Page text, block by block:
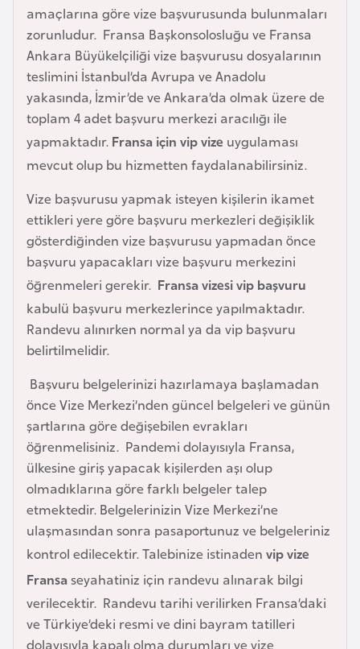
amaçlarına göre vize başvurusunda bulunmaları
zorunludur. Fransa Başkonsolosluğu ve Fransa
Ankara Büyükelçiliği vize başvurusu dosyalarının
teslimini İstanbul’da Avrupa ve Anadolu
yakasında, İzmir’de ve Ankara’da olmak üzere de
toplam 4 adet başvuru merkezi aracılığı ile
yapmaktadır. Fransa için vip vize uygulaması
mevcut olup bu hizmetten faydalanabilirsiniz.
Vize başvurusu yapmak isteyen kişilerin ikamet
ettikleri yere göre başvuru merkezleri değişiklik
gösterdiğinden vize başvurusu yapmadan önce
başvuru yapacakları vize başvuru merkezini
öğrenmeleri gerekir. Fransa vizesi vip başvuru
kabulü başvuru merkezlerince yapılmaktadır.
Randevu alınırken normal ya da vip başvuru
belirtilmelidir.
Başvuru belgelerinizi hazırlamaya başlamadan
önce Vize Merkezi’nden güncel belgeleri ve günün
şartlarına göre değişebilen evrakları
öğrenmelisiniz. Pandemi dolayısıyla Fransa,
ülkesine giriş yapacak kişilerden aşı olup
olmadıklarına göre farklı belgeler talep
etmektedir. Belgelerinizin Vize Merkezi’ne
ulaşmasından sonra pasaportunuz ve belgeleriniz
kontrol edilecektir. Talebinize istinaden vip vize
Fransa seyahatiniz için randevu alınarak bilgi
verilecektir. Randevu tarihi verilirken Fransa’daki
ve Türkiye’deki resmi ve dini bayram tatilleri
dolayısıyla kapalı olma durumları ve vize
t
i
y
o
p
y
a
F
i
l
d
i
ş
i
S
h
i
l
i
F
i
n
l
a
n
d
i